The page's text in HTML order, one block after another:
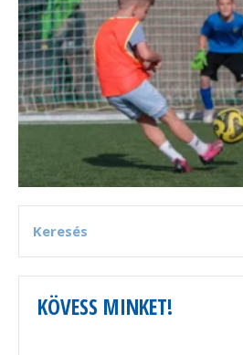
KÖVESS MINKET!